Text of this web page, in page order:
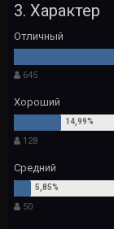
3. Характер
Отличный
645
Хороший
128
Средний
50